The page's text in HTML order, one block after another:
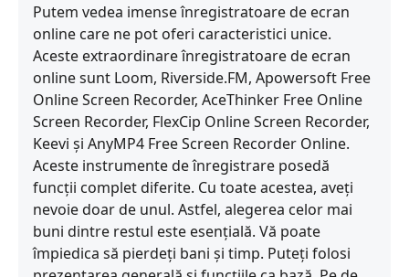
Putem vedea imense înregistratoare de ecran
online care ne pot oferi caracteristici unice.
Aceste extraordinare înregistratoare de ecran
online sunt Loom, Riverside.FM, Apowersoft Free
Online Screen Recorder, AceThinker Free Online
Screen Recorder, FlexCip Online Screen Recorder,
Keevi și AnyMP4 Free Screen Recorder Online.
Aceste instrumente de înregistrare posedă
funcții complet diferite. Cu toate acestea, aveți
nevoie doar de unul. Astfel, alegerea celor mai
buni dintre restul este esențială. Vă poate
împiedica să pierdeți bani și timp. Puteți folosi